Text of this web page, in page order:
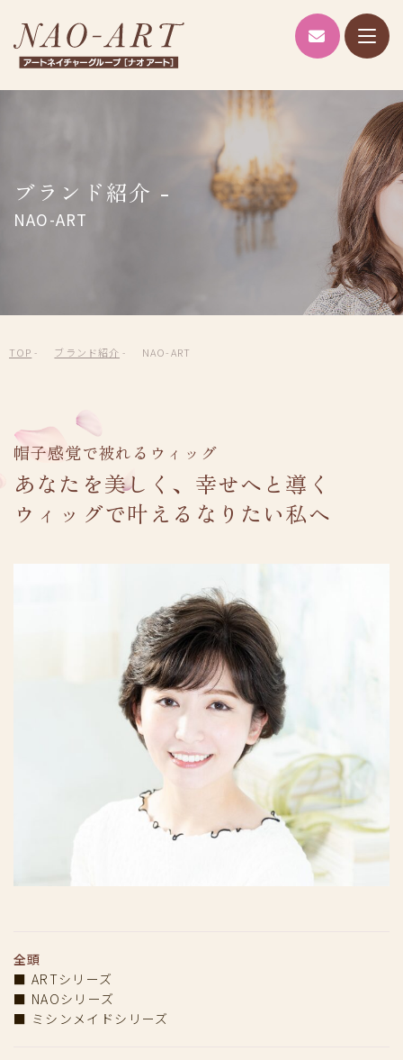
NAO-
RIS
店舗案内
採用情報
プライバシーポリシー
TEL.0120-287-738
受付時間 10:00-18:00 [ 土・日除く ]
ブランド紹介 -
NAO-ART
TOP ブランド紹介 NAO-ART
帽子感覚で被れるウィッグ
あなたを美しく、幸せへと導く
ウィッグで叶えるなりたい私へ
全頭
■ ARTシリーズ
■ NAOシリーズ
■ ミシンメイドシリーズ